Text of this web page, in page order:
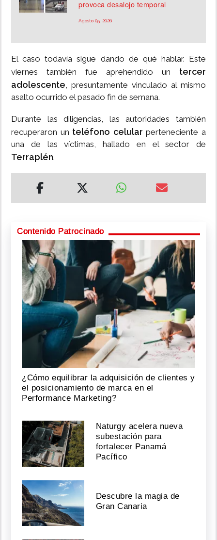
provoca desalojo temporal
Agosto 05, 2026
El caso todavía sigue dando de qué hablar. Este
viernes también fue aprehendido un tercer
adolescente, presuntamente vinculado al mismo
asalto ocurrido el pasado fin de semana.
Durante las diligencias, las autoridades también
recuperaron un teléfono celular perteneciente a
una de las víctimas, hallado en el sector de
Terraplén.
Contenido Patrocinado
¿Cómo equilibrar la adquisición de clientes y
el posicionamiento de marca en el
Performance Marketing?
Naturgy acelera nueva
subestación para
fortalecer Panamá
Pacífico
Descubre la magia de
Gran Canaria